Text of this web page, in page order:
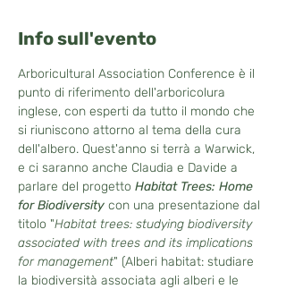
Info sull'evento
Arboricultural Association Conference è il
punto di riferimento dell'arboricolura
inglese, con esperti da tutto il mondo che
si riuniscono attorno al tema della cura
dell'albero. Quest'anno si terrà a Warwick,
e ci saranno anche Claudia e Davide a
parlare del progetto Habitat Trees: Home
for Biodiversity con una presentazione dal
titolo "Habitat trees: studying biodiversity
associated with trees and its implications
for management" (Alberi habitat: studiare
la biodiversità associata agli alberi e le